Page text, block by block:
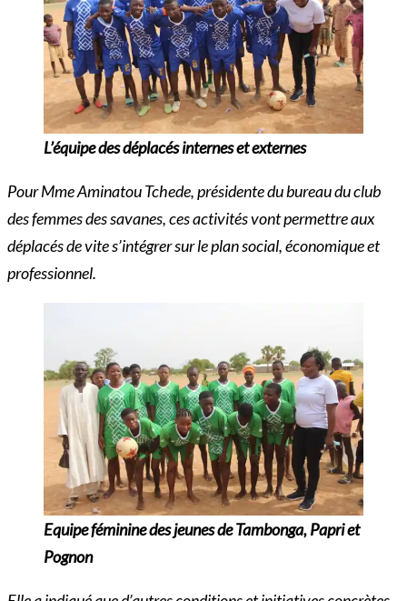
L’équipe des déplacés internes et externes
Pour Mme Aminatou Tchede, présidente du bureau du club
des femmes des savanes, ces activités vont permettre aux
déplacés de vite s’intégrer sur le plan social, économique et
professionnel.
Equipe féminine des jeunes de Tambonga, Papri et
Pognon